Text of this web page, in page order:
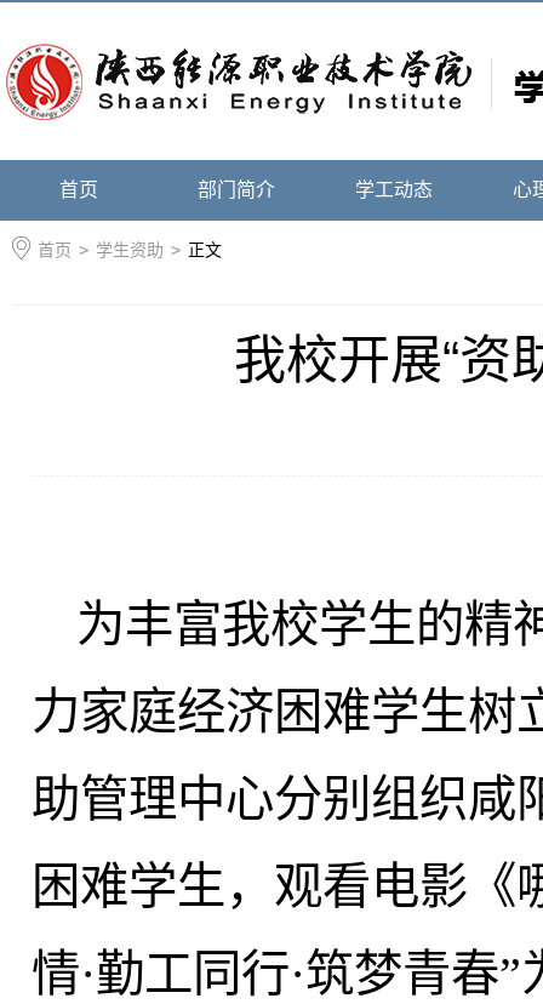
首页 部门简介 学工动态 心
首页 > 学生资助 > 正文
我校开展“资
为丰富我校学生的精
力家庭经济困难学生树
助管理中心分别组织咸
困难学生，观看电影《
情·勤工同行·筑梦青春